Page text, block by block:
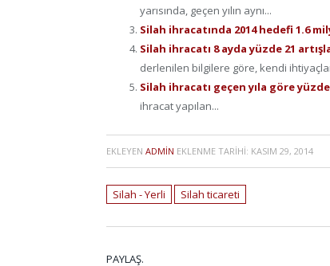
yarısında, geçen yılın aynı...
Silah ihracatında 2014 hedefi 1.6
Silah ihracatı 8 ayda yüzde 21
derlenilen bilgilere göre, kendi
Silah ihracatı geçen yıla göre
ihracat yapılan...
EKLEYEN ADMIN EKLENME TARIHI: KASIM 29, 2014
Silah - Yerli Silah ticareti
PAYLAŞ.